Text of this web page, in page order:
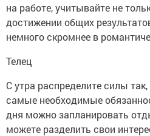
на работе, учитывайте не
достижении общих
немного скромнее в
Телец
С утра распределите силы
самые необходимые
дня можно запланировать
можете разделить свои